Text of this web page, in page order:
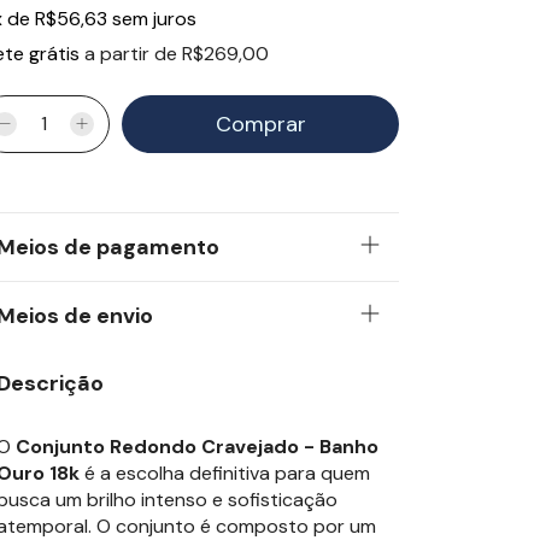
de R$56,63 sem juros
grátis a partir de R$269,00
de pagamento
de envio
Conjunto Redondo Cravejado - Banho
18ké a escolha definitiva para quem
um brilho intenso e sofisticação
O conjunto é composto por um